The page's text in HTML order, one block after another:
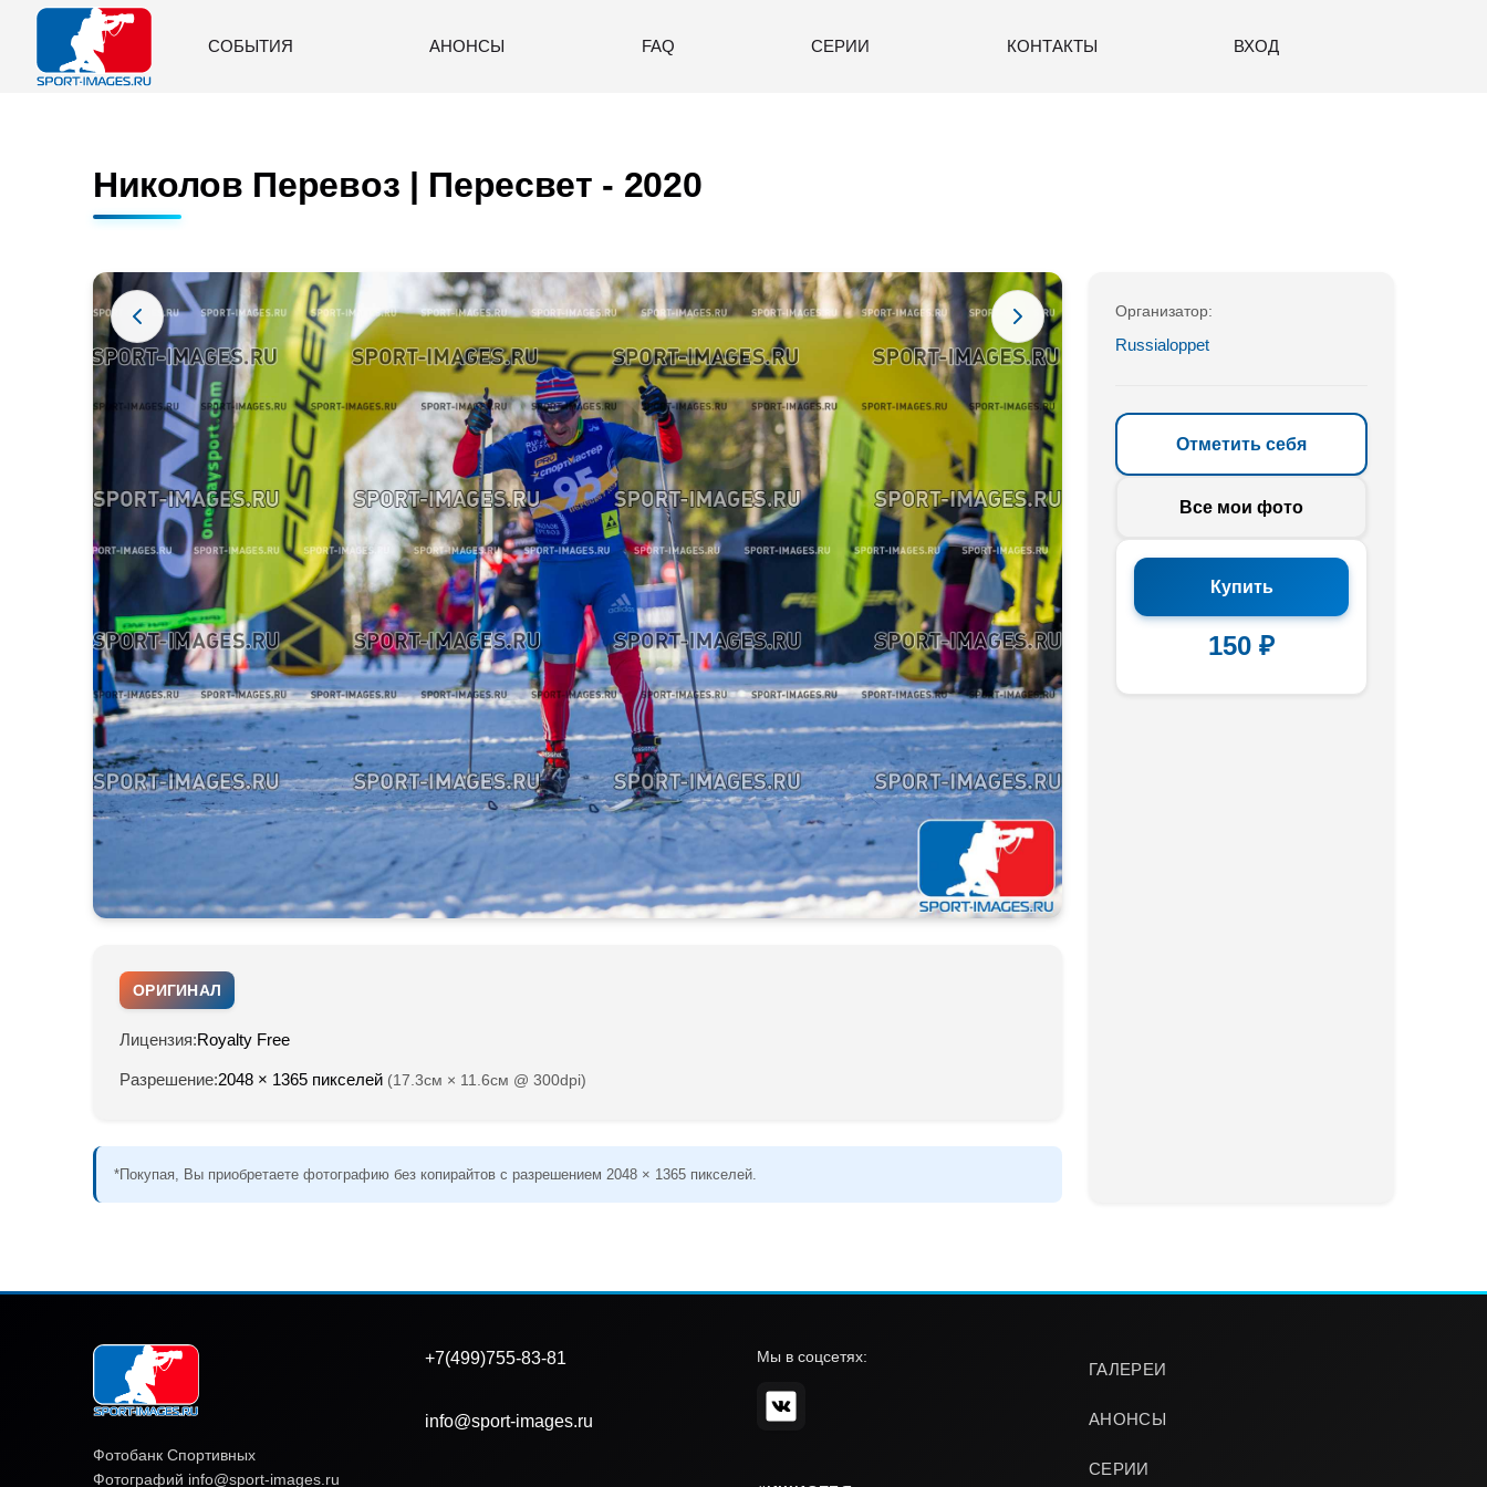
СОБЫТИЯ АНОНСЫ FAQ СЕРИИ КОНТАКТЫ ВХОД
Николов Перевоз | Пересвет - 2020
ОРИГИНАЛ
Лицензия:Royalty Free
Разрешение:2048 × 1365 пикселей (17.3см × 11.6см @ 300dpi)
*Покупая, Вы приобретаете фотографию без копирайтов с разрешением 2048 × 1365 пикселей.
Организатор:
Russialoppet
Отметить себя
Все мои фото
Купить
150 ₽
Фотобанк Спортивных
Фотографий info@sport-images.ru
ГАЛЕРЕИ
АНОНСЫ
СЕРИИ
+7(499)755-83-81
info@sport-images.ru
Мы в соцсетях: